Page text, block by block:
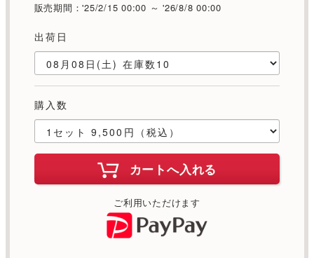
販売期間：'25/2/15 00:00 ～ '26/8/8 00:00
出荷日
購入数
カートへ入れる
ご利用いただけます